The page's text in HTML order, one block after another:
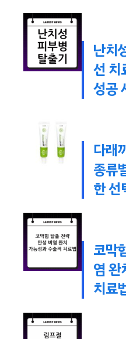
난치
선 치
성공
다래
종류
한 선
코막
염 완
치료